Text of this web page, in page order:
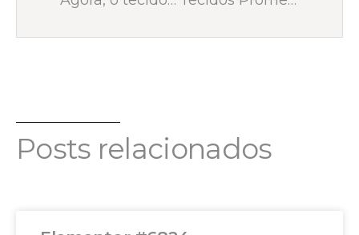
Posts relacionados